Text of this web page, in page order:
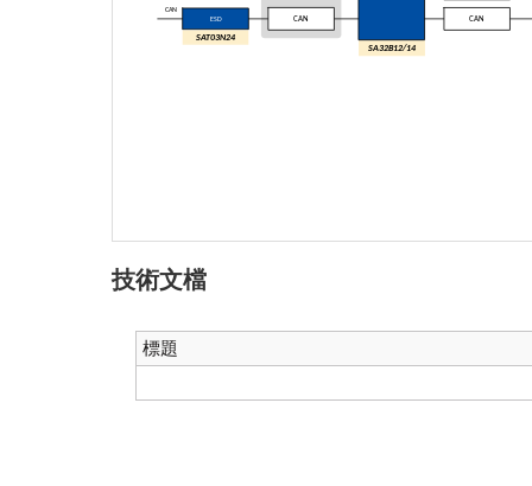
CAN
CAN
CAN
ESD
SAT03N24
SA32B12/14
技術文檔
標題